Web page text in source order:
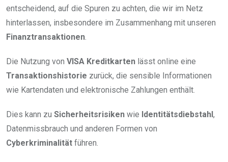
entscheidend, auf die Spuren zu achten, die wir im Netz
hinterlassen, insbesondere im Zusammenhang mit unseren
Finanztransaktionen.
Die Nutzung von VISA Kreditkarten lässt online eine
Transaktionshistorie zurück, die sensible Informationen
wie Kartendaten und elektronische Zahlungen enthält.
Dies kann zu Sicherheitsrisiken wie Identitätsdiebstahl ,
Datenmissbrauch und anderen Formen von
Cyberkriminalität führen.